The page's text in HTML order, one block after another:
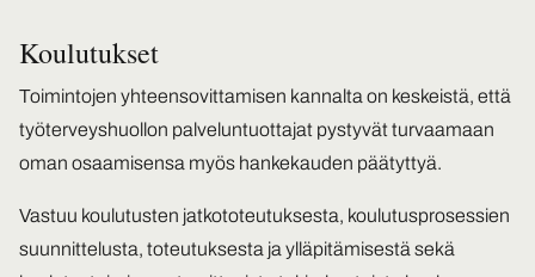
Koulutukset
Toimintojen yhteensovittamisen kannalta on keskeistä, että
työterveyshuollon palveluntuottajat pystyvät turvaamaan
oman osaamisensa myös hankekauden päätyttyä.
Vastuu koulutusten jatkototeutuksesta, koulutusprosessien
suunnittelusta, toteutuksesta ja ylläpitämisestä sekä